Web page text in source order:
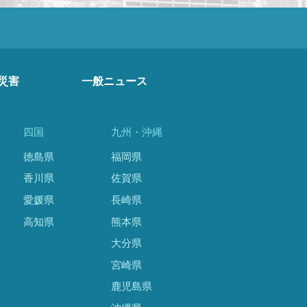
害 一般ニュース
四国
徳島県
香川県
愛媛県
高知県
九州・沖縄
福岡県
佐賀県
長崎県
熊本県
大分県
宮崎県
鹿児島県